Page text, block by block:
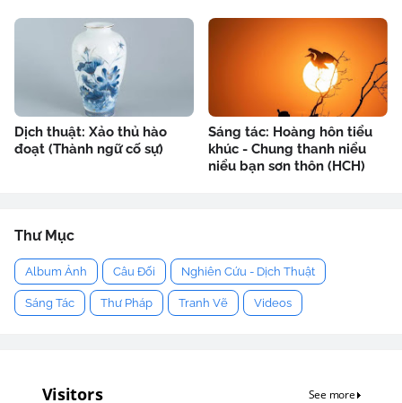
Dịch thuật: Xảo thủ hào
đoạt (Thành ngữ cố sự)
Sáng tác: Hoàng hôn tiểu
khúc - Chung thanh niểu
niểu bạn sơn thôn (HCH)
Thư Mục
Album Ảnh Câu Đối Nghiên Cứu - Dịch Thuật
Sáng Tác Thư Pháp Tranh Vẽ Videos